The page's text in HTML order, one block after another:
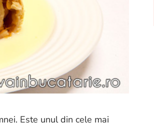
Este unul din cele mai